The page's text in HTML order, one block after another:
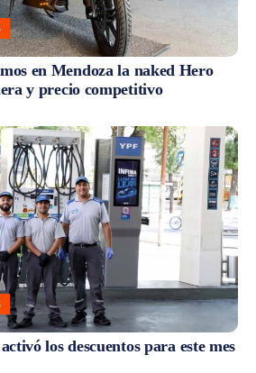
en Mendoza la naked Hero
y precio competitivo
los descuentos para este mes